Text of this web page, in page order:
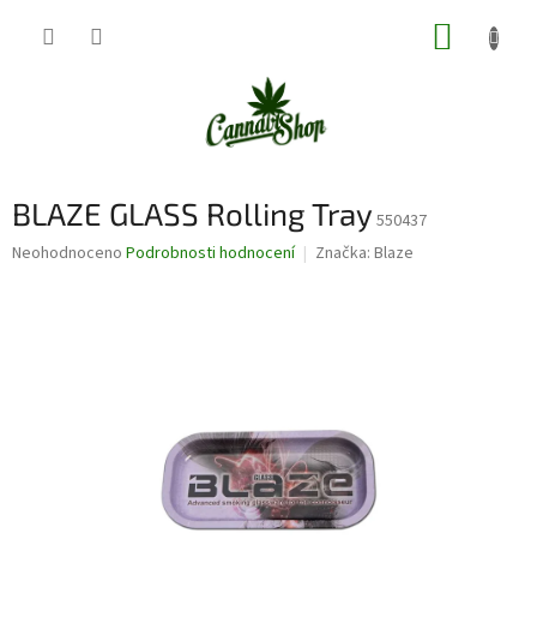
BLAZE GLASS Rolling Tray 550437
Průměrné
Neohodnoceno Podrobnosti hodnocení Značka: Blaze